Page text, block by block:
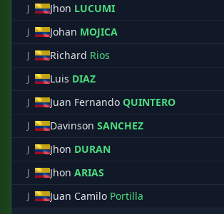
J Jhon LUCUMI
J Johan MOJICA
J Richard Rios
J Luis DIAZ
J Juan Fernando QUINTERO
J
Davinson SANCHEZ
J
Jhon DURAN
J
Jhon ARIAS
J
Juan Camilo Portilla